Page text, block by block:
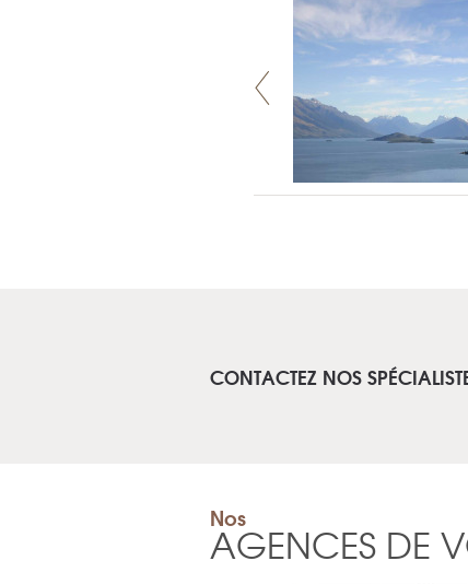
CONTACTEZ NOS
Nos
AGENCES DE